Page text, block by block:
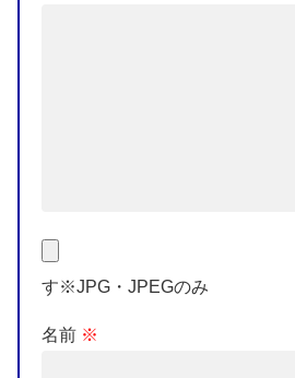
す※JPG・JPEGのみ
名前 ※